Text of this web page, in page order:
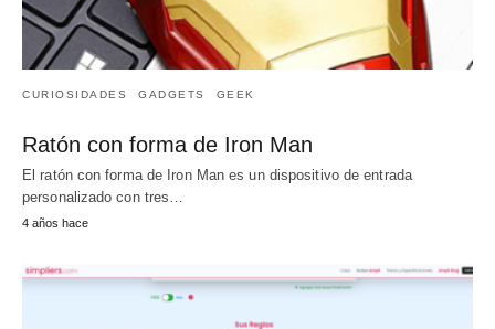
CURIOSIDADES GADGETS GEEK
Ratón con forma de Iron Man
El ratón con forma de Iron Man es un dispositivo de entrada
personalizado con tres…
4 años hace